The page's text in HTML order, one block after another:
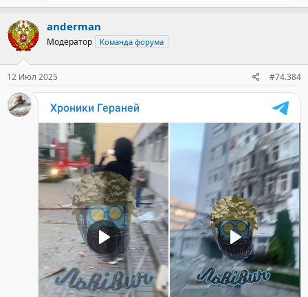
anderman
Модератор Команда форума
12 Июл 2025 #74.384